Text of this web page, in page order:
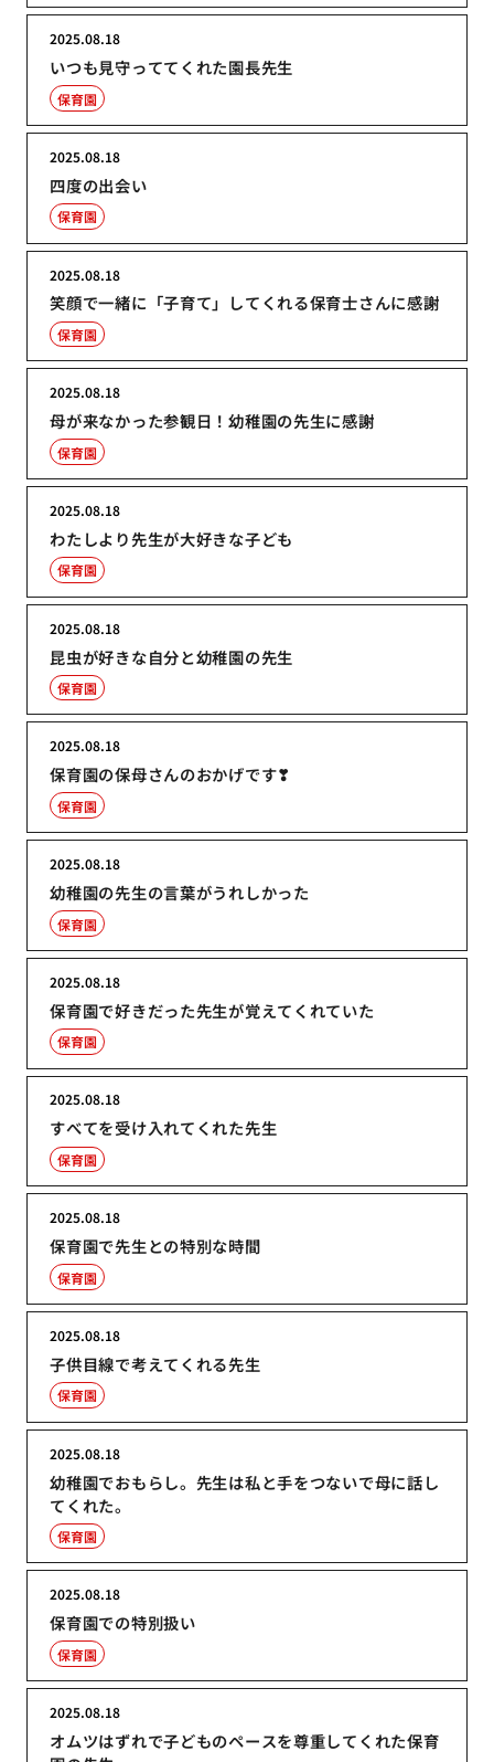
いつも見守っててくれた園長先生
2025.08.18
保育園
四度の出会い
2025.08.18
保育園
笑顔で一緒に「子育て」してくれる保育士さんに感謝
2025.08.18
保育園
母が来なかった参観日！幼稚園の先生に感謝
2025.08.18
保育園
わたしより先生が大好きな子ども
2025.08.18
保育園
昆虫が好きな自分と幼稚園の先生
2025.08.18
保育園
保育園の保母さんのおかげです❣
2025.08.18
保育園
幼稚園の先生の言葉がうれしかった
2025.08.18
保育園
保育園で好きだった先生が覚えてくれていた
2025.08.18
保育園
すべてを受け入れてくれた先生
2025.08.18
保育園
保育園で先生との特別な時間
2025.08.18
保育園
子供目線で考えてくれる先生
2025.08.18
保育園
幼稚園でおもらし。先生は私と手をつないで母に話し
てくれた。
2025.08.18
保育園
保育園での特別扱い
2025.08.18
保育園
オムツはずれで子どものペースを尊重してくれた保育
2025.08.18